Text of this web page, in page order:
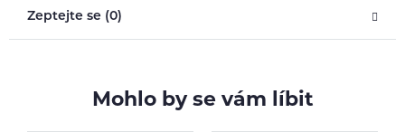
Zeptejte se (0)
Mohlo by se vám líbit